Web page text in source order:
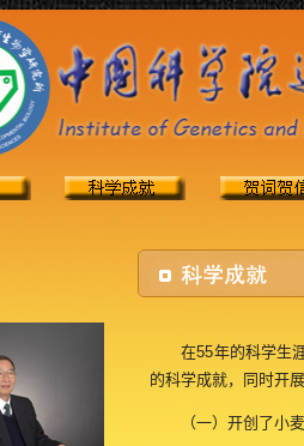
在55年的科学生涯
的科学成就，同时开
（一）开创了小麦